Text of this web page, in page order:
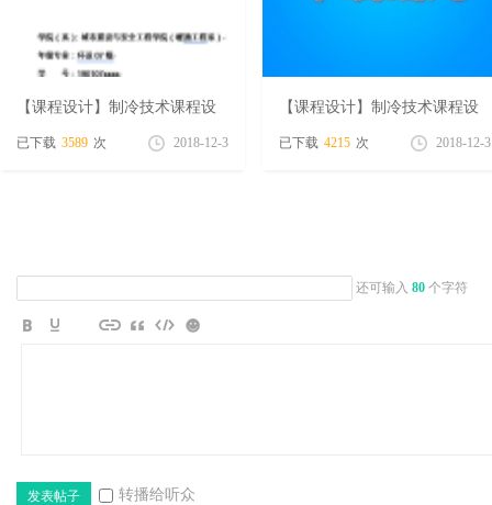
【课程设计】制冷技术课程设
计—某旅馆空调系统制冷机房
已下载 3589 次 2018-12-3
【课程设计】制冷技术课程设
计—100KW的氟利昂空调系统
已下载 4215 次 2018-12-3
还可输入 80 个字符
发表帖子 转播给听众